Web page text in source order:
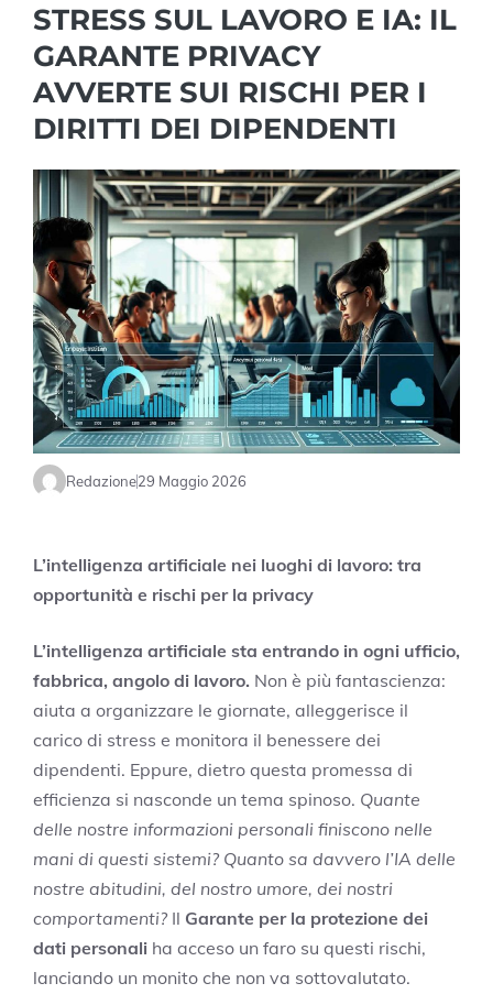
STRESS SUL LAVORO E IA: IL
GARANTE PRIVACY
AVVERTE SUI RISCHI PER I
DIRITTI DEI DIPENDENTI
Redazione29 Maggio 2026
L’intelligenza artificiale nei luoghi di lavoro: tra
opportunità e rischi per la privacy
L’intelligenza artificiale sta entrando in ogni ufficio,
fabbrica, angolo di lavoro. Non è più fantascienza:
aiuta a organizzare le giornate, alleggerisce il
carico di stress e monitora il benessere dei
dipendenti. Eppure, dietro questa promessa di
efficienza si nasconde un tema spinoso. Quante
delle nostre informazioni personali finiscono nelle
mani di questi sistemi? Quanto sa davvero l’IA delle
nostre abitudini, del nostro umore, dei nostri
comportamenti?Il Garante per la protezione dei
dati personali ha acceso un faro su questi rischi,
lanciando un monito che non va sottovalutato.